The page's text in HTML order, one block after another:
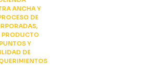
ANCHA Y
DE
PRODUCTO
Y
DE